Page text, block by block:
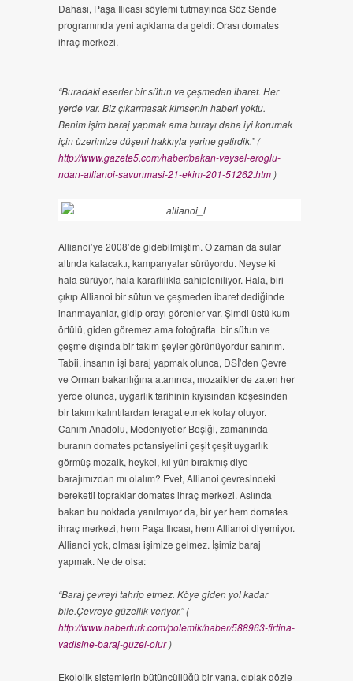
Dahası, Paşa Ilıcası söylemi tutmayınca Söz Sende
programında yeni açıklama da geldi: Orası domates
ihraç merkezi.
“Buradaki eserler bir sütun ve çeşmeden ibaret. Her
yerde var. Biz çıkarmasak kimsenin haberi yoktu.
Benim işim baraj yapmak ama burayı daha iyi korumak
için üzerimize düşeni hakkıyla yerine getirdik.” (
http://www.gazete5.com/haber/bakan-veysel-eroglu-
ndan-allianoi-savunmasi-21-ekim-201-51262.htm )
Allianoi’ye 2008’de gidebilmiştim. O zaman da sular
altında kalacaktı, kampanyalar sürüyordu. Neyse ki
hala sürüyor, hala kararlılıkla sahipleniliyor. Hala, biri
çıkıp Allianoi bir sütun ve çeşmeden ibaret dediğinde
inanmayanlar, gidip orayı görenler var. Şimdi üstü kum
örtülü, giden göremez ama fotoğrafta bir sütun ve
çeşme dışında bir takım şeyler görünüyordur sanırım.
Tabii, insanın işi baraj yapmak olunca, DSİ’den Çevre
ve Orman bakanlığına atanınca, mozaikler de zaten her
yerde olunca, uygarlık tarihinin kıyısından köşesinden
bir takım kalıntılardan feragat etmek kolay oluyor.
Canım Anadolu, Medeniyetler Beşiği, zamanında
buranın domates potansiyelini çeşit çeşit uygarlık
görmüş mozaik, heykel, kıl yün bırakmış diye
barajımızdan mı olalım? Evet, Allianoi çevresindeki
bereketli topraklar domates ihraç merkezi. Aslında
bakan bu noktada yanılmıyor da, bir yer hem domates
ihraç merkezi, hem Paşa Ilıcası, hem Allianoi diyemiyor.
Allianoi yok, olması işimize gelmez. İşimiz baraj
yapmak. Ne de olsa:
“Baraj çevreyi tahrip etmez. Köye giden yol kadar
bile.Çevreye güzellik veriyor.” (
http://www.haberturk.com/polemik/haber/588963-firtina-
vadisine-baraj-guzel-olur)
Ekolojik sistemlerin bütüncüllüğü bir yana, çıplak gözle